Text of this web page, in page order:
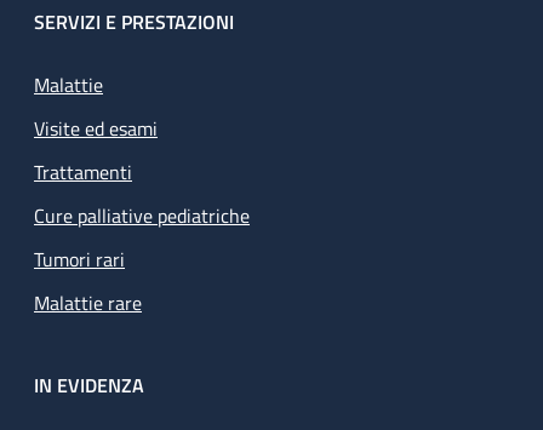
SERVIZI E PRESTAZIONI
Malattie
Visite ed esami
Trattamenti
Cure palliative pediatriche
Tumori rari
Malattie rare
IN EVIDENZA